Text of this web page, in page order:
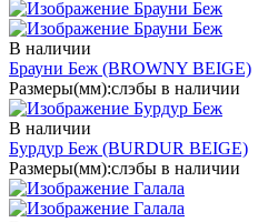
В наличии
Брауни Беж (BROWNY BEIGE)
Размеры(мм):слэбы в наличии
В наличии
Бурдур Беж (BURDUR BEIGE)
Размеры(мм):слэбы в наличии